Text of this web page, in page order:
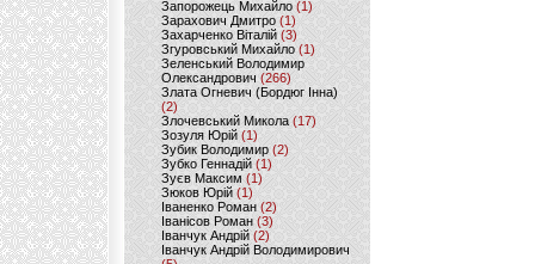
Запорожець Михайло (1)
Зарахович Дмитро (1)
Захарченко Віталій (3)
Згуровський Михайло (1)
Зеленський Володимир
Олександрович (266)
Злата Огневич (Бордюг Інна)
(2)
Злочевський Микола(17)
Зозуля Юрій (1)
Зубик Володимир (2)
Зубко Геннадій (1)
Зуєв Максим(1)
Зюков Юрій (1)
Іваненко Роман (2)
Іванісов Роман (3)
Іванчук Андрій(2)
Іванчук Андрій Володимирович